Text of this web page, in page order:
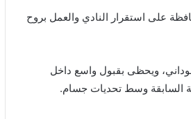
على استقرار النادي والعمل بروح
ويحظى بقبول واسع داخل
السابقة وسط تحديات جسام.